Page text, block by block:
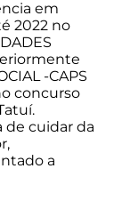
em
2022 no
-CAPS
concurso
de cuidar da
a